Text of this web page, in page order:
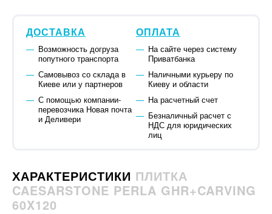
ДОСТАВКА
Возможность догруза
попутного транспорта
Самовывоз со склада в
Киеве или у партнеров
С помощью компании-
перевозчика Новая почта
и Деливери
ОПЛАТА
На сайте через систему
Приватбанка
Наличными курьеру по
Киеву и области
На расчетный счет
Безналичный расчет с
НДС для юридических
лиц
ХАРАКТЕРИСТИКИ ПЛИТКА
CAESARSTONE PERLA GHR+CARVING
60X120